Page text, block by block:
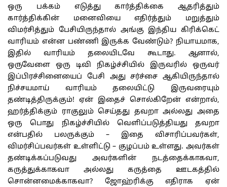
ஒரு பக்கம் எடுத்து கார்த்திக்கை ஆதரித்தும்
கார்த்திக்கின் மனைவியை எதிர்த்தும் மறுத்தும்
விமர்சித்தும் பேசியிருந்தால் அங்கு இந்திய கிரிக்கெட்
வாரியம் என்ன பண்ணி இருக்க வேண்டும்? நியாயமாக,
இதில் வாரியம் தலையிடவே கூடாது. ஆனால்,
ஒருவேளை ஒரு டிவி நிகழ்ச்சியில் இருவரில் ஒருவர்
இப்பிரச்சினையைப் பேசி அது சர்ச்சை ஆகியிருந்தால்
நிச்சயமாய் வாரியம் தலையிட்டு இருவரையும்
தண்டித்திருக்கும்! ஏன் இதைச் சொல்கிறேன் என்றால்,
ஹர்த்திக்கும் ராகுலும் செய்தது தவறா அல்லது அதை
ஒரு பொது நிகழ்ச்சியில் வெளிப்படுத்தியது தவறா
என்பதில் பலருக்கும் – இதை விசாரிப்பவர்கள்,
விமர்சிப்பவர்கள் உள்ளிட்டு – குழப்பம் உள்ளது. அவர்கள்
தண்டிக்கப்படுவது அவர்களின் நடத்தைக்காகவா,
கருத்துக்காகவா அல்லது கருத்தை ஊடகத்தில்
சொன்னமைக்காகவா? ஜோஹ்ரிக்கு எதிராக ஏன்